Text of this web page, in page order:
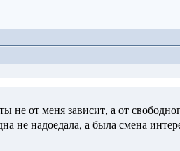
не от меня зависит, а от
не надоедала, а была смена